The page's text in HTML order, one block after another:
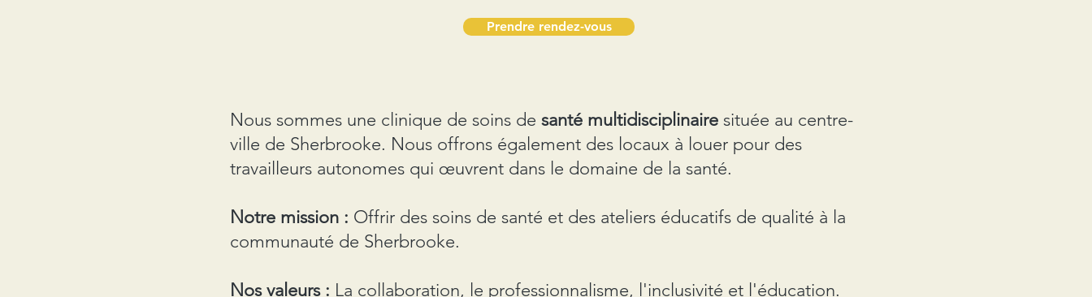
Prendre rendez-vous
Nous sommes une clinique de soins de santé multidisciplinaire située au centre-
ville de Sherbrooke. Nous offrons également des locaux à louer pour des
travailleurs autonomes qui œuvrent dans le domaine de la santé.
Notre mission : Offrir des soins de santé et des ateliers éducatifs de qualité à la
communauté de Sherbrooke.
Nos valeurs : La collaboration, le professionnalisme, l'inclusivité et l'éducation.